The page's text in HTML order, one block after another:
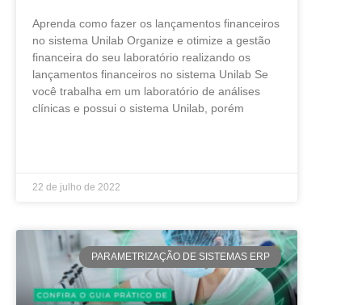
Aprenda como fazer os lançamentos financeiros
no sistema Unilab Organize e otimize a gestão
financeira do seu laboratório realizando os
lançamentos financeiros no sistema Unilab Se
você trabalha em um laboratório de análises
clínicas e possui o sistema Unilab, porém
22 de julho de 2022
PARAMETRIZAÇÃO DE SISTEMAS ERP